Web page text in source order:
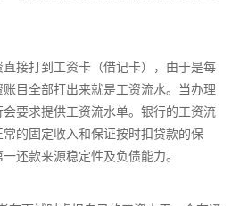
接打到工资卡（借记卡），由于是每
目全部打出来就是工资流水。当办理
要求提供工资流水单。银行的工资流
的固定收入和保证按时扣贷款的保
还款来源稳定性及负债能力。